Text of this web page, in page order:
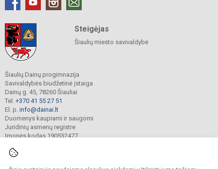
Steigėjas
Šiaulių miesto savivaldybė
Šiaulių Dainų progimnazija
Savivaldybės biudžetinė įstaiga
Dainų g. 45, 78260 Šiauliai
Tel. +370 41 55 27 51
El. p. info@dainai.lt
Duomenys kaupiami ir saugomi
Juridinių asmenų registre
Įmonės kodas 190532477